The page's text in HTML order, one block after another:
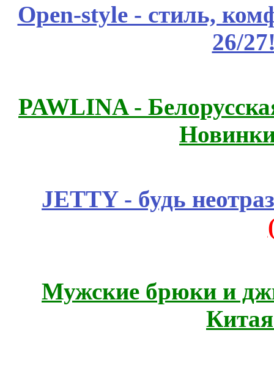
Open-style - стиль,
26/
PAWLINA -
JETTY - будь
Мужские брюки и